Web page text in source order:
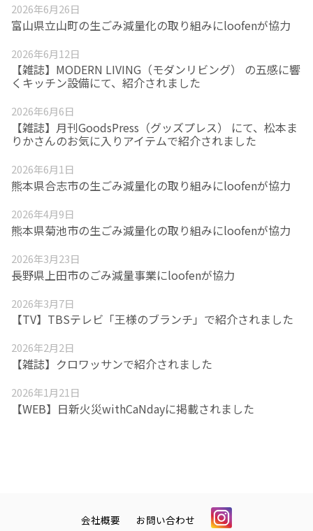
2026年6月26日
富山県立山町の生ごみ減量化の取り組みにloofenが協力
2026年6月12日
【雑誌】MODERN LIVING（モダンリビング） の五感に響
くキッチン設備にて、紹介されました
2026年6月6日
【雑誌】月刊GoodsPress（グッズプレス） にて、松本ま
りかさんのお気に入りアイテムで紹介されました
2026年6月1日
熊本県合志市の生ごみ減量化の取り組みにloofenが協力
2026年4月9日
熊本県菊池市の生ごみ減量化の取り組みにloofenが協力
2026年3月23日
長野県上田市のごみ減量事業にloofenが協力
2026年3月7日
【TV】TBSテレビ「王様のブランチ」で紹介されました
2026年2月2日
【雑誌】クロワッサンで紹介されました
2026年1月21日
【WEB】日新火災withCaNdayに掲載されました
会社概要 お問い合わせ